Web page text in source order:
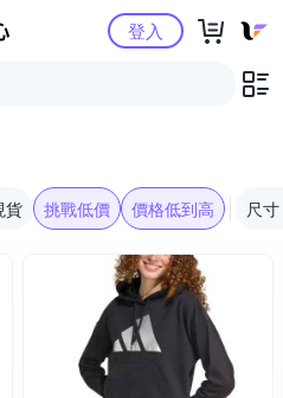
Yahoo購物中心登入
貨 挑戰低價 價格低到高 尺寸